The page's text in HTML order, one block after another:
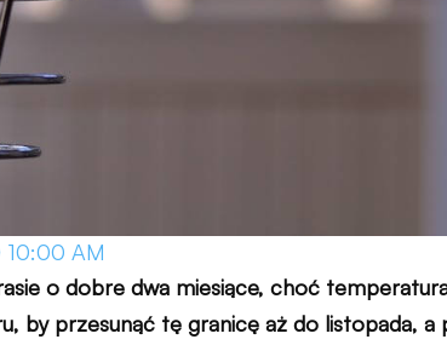
10:00 AM
o dobre dwa miesiące, choć
by przesunąć tę granicę aż do listopada, a